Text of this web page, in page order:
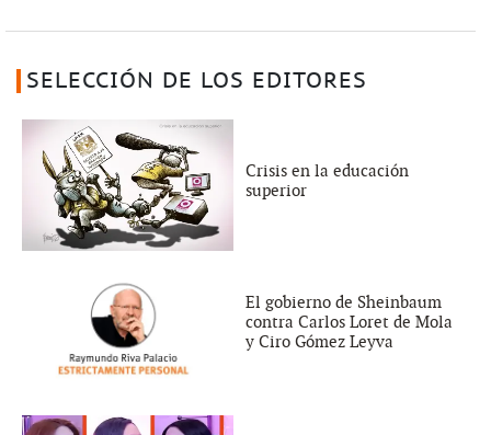
SELECCIÓN DE LOS EDITORES
Crisis en la educación
superior
El gobierno de Sheinbaum
contra Carlos Loret de Mola
y Ciro Gómez Leyva